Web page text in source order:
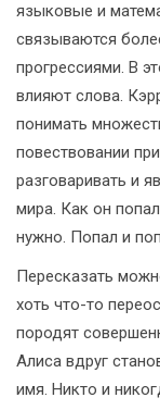
языковые и
связываются
прогрессиями. В
влияют слова.
понимать
повествовании
разговаривать и
мира. Как он
нужно. Попал и
Пересказать
хоть что-то
породят
Алиса вдруг
имя. Никто и